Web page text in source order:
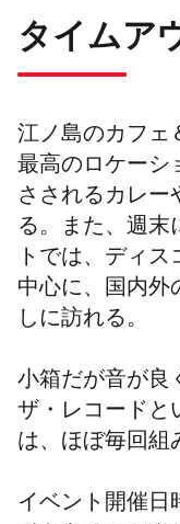
タイムア
江ノ島のカフェ
最高のロケーシ
さされるカレー
る。また、週末
トでは、ディス
中心に、国内外
しに訪れる。
小箱だが音が良
ザ・レコードと
は、ほぼ毎回組
イベント開催日